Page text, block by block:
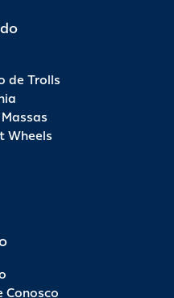
de Trolls
Wheels
Conosco